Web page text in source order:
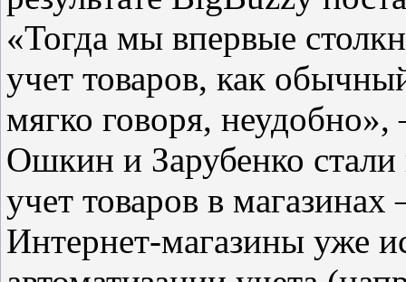
«Тогда мы впервые
учет товаров, как
мягко говоря,
Ошкин и Зарубенко стали
учет товаров в
Интернет-магазины уже